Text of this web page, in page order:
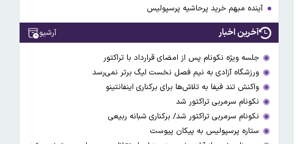
آینده مبهم خرید پرحاشیه پرسپولیس
آخرین اخبار آرشیو
جلسه ویژه نکونام پس از امضای قرارداد با تراکتور
ورزشگاه آزادی به نیم فصل نخست لیگ برتر نمی‌رسد
واکنش تند فیفا به تلاش‌ها برای برکناری اینفانتینو
نکونام سرمربی تراکتور شد
نکونام سرمربی تراکتور شد/ برکناری شبانه ربیعی
ستاره پرسپولیس به پیکان پیوست